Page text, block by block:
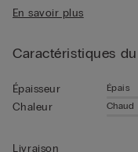
celui présenté sur cette
En savoir plus
Caractéristiques
Épaisseur Épais
Chaleur Chaud
Livraison